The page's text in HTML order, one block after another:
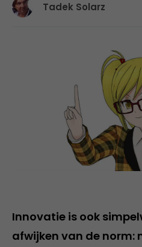
Tadek Solarz
Innovatie is ook
afwijken van de norm: